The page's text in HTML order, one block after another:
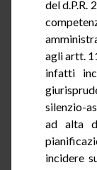
deld.P.R.
agli artt.
infatti
silenzio-
ad alta
incidere